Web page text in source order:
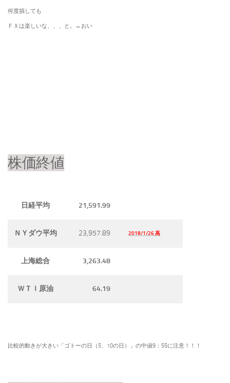
何度損しても
ＦＸは楽しいな、、、と。←おい
株価終値
日経平均 21,591.99
ＮＹダウ平均 23,957.89 2018/1/26 高
上海総合 3,263.48
ＷＴＩ原油 64.19
比較的動きが大きい「ゴトーの日（5、10の日）」の中値9：55に注意！！！